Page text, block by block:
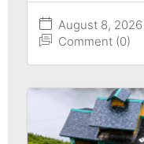
August 8, 2026
Comment (0)